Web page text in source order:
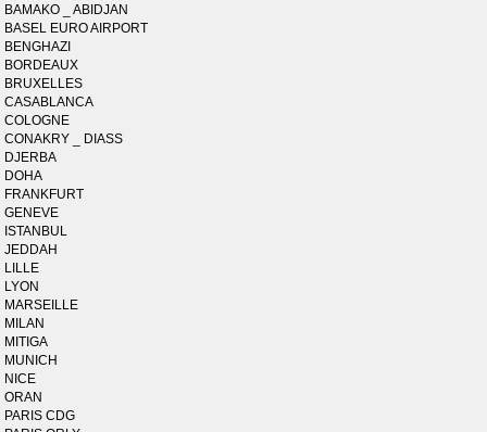
BAMAKO _ ABIDJAN
BASEL EURO AIRPORT
BENGHAZI
BORDEAUX
BRUXELLES
CASABLANCA
COLOGNE
CONAKRY _ DIASS
DJERBA
DOHA
FRANKFURT
GENEVE
ISTANBUL
JEDDAH
LILLE
LYON
MARSEILLE
MILAN
MITIGA
MUNICH
NICE
ORAN
PARIS CDG